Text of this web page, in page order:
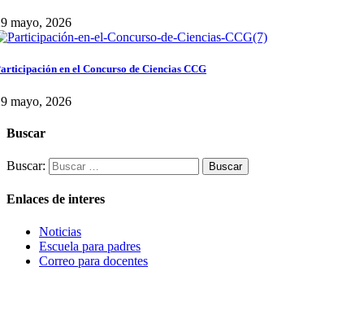
mayo, 2026
en el Concurso de Ciencias CCG
mayo, 2026
Buscar
Buscar:
Enlaces de interes
Noticias
Escuela para padres
Correo para docentes